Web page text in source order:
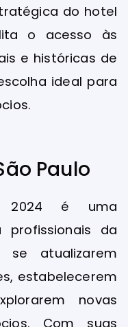
do hotel
o acesso às
e históricas de
ideal para
Paulo
2024 é uma
profissionais da
se atualizarem
estabelecerem
novas
Com suas